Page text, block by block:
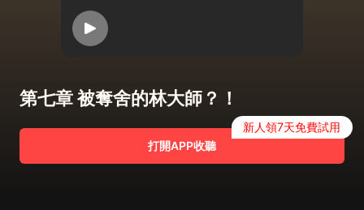
第七章 被奪舍的林大師？！
打開APP收聽
新人領7天免費試用